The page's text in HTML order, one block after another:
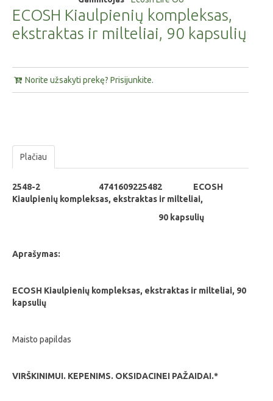
ECOSH Kiaulpienių kompleksas,
ekstraktas ir milteliai, 90 kapsulių
Norite užsakyti prekę? Prisijunkite.
Plačiau
2548-2 4741609225482 ECOSH
Kiaulpienių kompleksas, ekstraktas ir milteliai,
90 kapsulių
Aprašymas:
ECOSH Kiaulpienių kompleksas, ekstraktas ir milteliai, 90
kapsulių
Maisto papildas
VIRŠKINIMUI. KEPENIMS. OKSIDACINEI PAŽAIDAI.*